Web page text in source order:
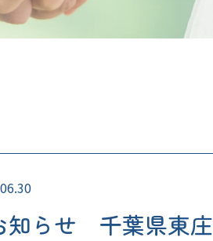
知らせ 千葉県東